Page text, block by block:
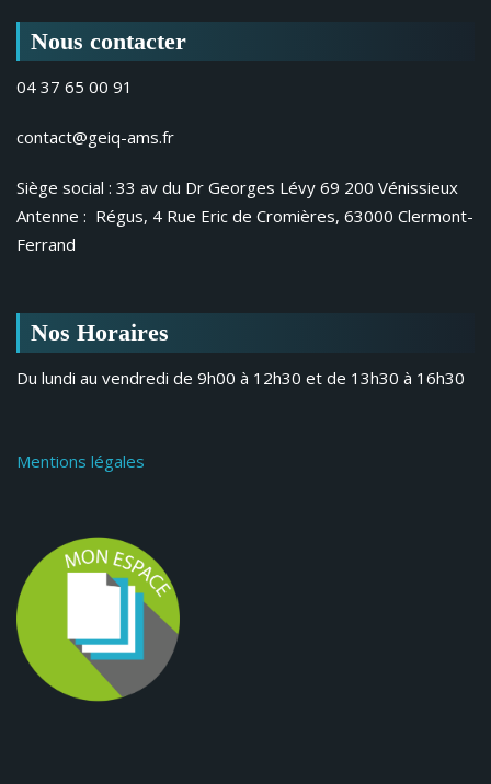
Nous contacter
04 37 65 00 91
contact@geiq-ams.fr
Siège social : 33 av du Dr Georges Lévy 69 200 Vénissieux
Antenne : Régus, 4 Rue Eric de Cromières, 63000 Clermont-
Ferrand
Nos Horaires
Du lundi au vendredi de 9h00 à 12h30 et de 13h30 à 16h30
Mentions légales